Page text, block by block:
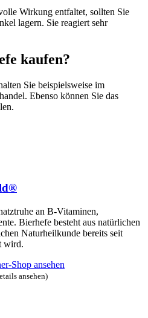
Wirkung entfaltet, sollten Sie
lagern. Sie reagiert sehr
kaufen?
Sie beispielsweise im
Ebenso können Sie das
an B-Vitaminen,
Bierhefe besteht aus natürlichen
Naturheilkunde bereits seit
wird.
Shop ansehen
ansehen)